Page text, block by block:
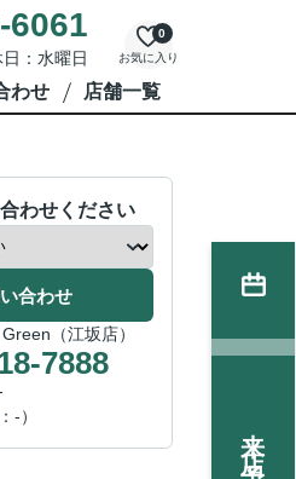
6061
：水曜日 お気に入り
0
わせ 店舗一覧
わせください
合わせ
（江坂店）
7888
-）
来店予約